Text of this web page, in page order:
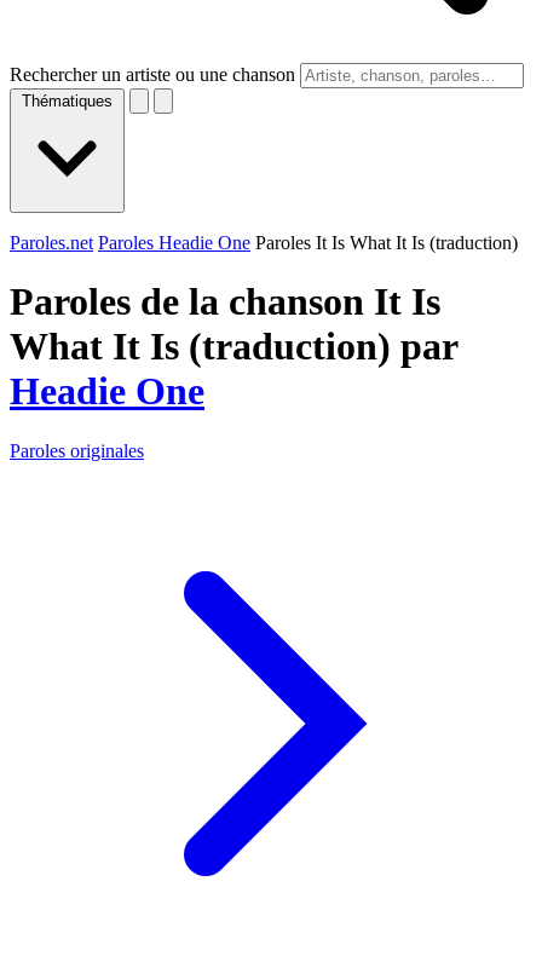
Rechercher un artiste ou une chanson
Thématiques
Paroles.net Paroles Headie One Paroles It Is What It Is (traduction)
Paroles de la chanson It Is
What It Is (traduction) par
Headie One
Paroles originales